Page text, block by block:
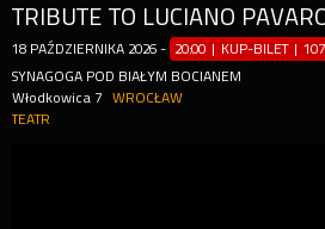
TRIBUTE TO LUCIANO
18 PAŹDZIERNIKA 2026 - 20:00 | KUP-BILET |
SYNAGOGA POD BIAŁYM BOCIANEM
Włodkowica 7
WROCŁAW
TEATR